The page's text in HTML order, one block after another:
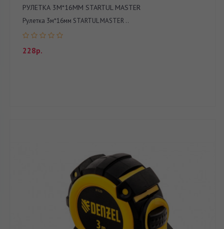
РУЛЕТКА 3М*16ММ STARTUL MASTER
Рулетка 3м*16мм STARTUL MASTER ..
228р.